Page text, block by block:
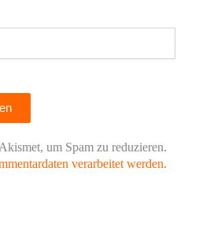
um Spam zu reduzieren.
verarbeitet werden.